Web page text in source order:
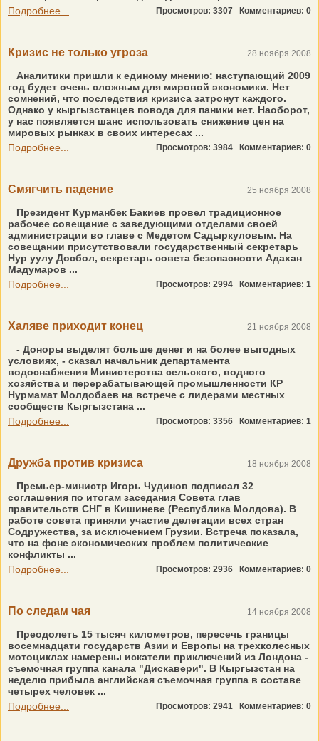
Подробнее...
Просмотров: 3307 Комментариев: 0
Кризис не только угроза 28 ноября 2008
Аналитики пришли к единому мнению: наступающий 2009
год будет очень сложным для мировой экономики. Нет
сомнений, что последствия кризиса затронут каждого.
Однако у кыргызстанцев повода для паники нет. Наоборот,
у нас появляется шанс использовать снижение цен на
мировых рынках в своих интересах ...
Подробнее...
Просмотров: 3984 Комментариев: 0
Смягчить падение 25 ноября 2008
Президент Курманбек Бакиев провел традиционное
рабочее совещание с заведующими отделами своей
администрации во главе с Медетом Садыркуловым. На
совещании присутствовали государственный секретарь
Нур уулу Досбол, секретарь совета безопасности Адахан
Мадумаров ...
Подробнее...
Просмотров: 2994 Комментариев: 1
Халяве приходит конец 21 ноября 2008
- Доноры выделят больше денег и на более выгодных
условиях, - сказал начальник департамента
водоснабжения Министерства сельского, водного
хозяйства и перерабатывающей промышленности КР
Нурмамат Молдобаев на встрече с лидерами местных
сообществ Кыргызстана ...
Подробнее...
Просмотров: 3356 Комментариев: 1
Дружба против кризиса 18 ноября 2008
Премьер-министр Игорь Чудинов подписал 32
соглашения по итогам заседания Совета глав
правительств СНГ в Кишиневе (Республика Молдова). В
работе совета приняли участие делегации всех стран
Содружества, за исключением Грузии. Встреча показала,
что на фоне экономических проблем политические
конфликты ...
Подробнее...
Просмотров: 2936 Комментариев: 0
По следам чая 14 ноября 2008
Преодолеть 15 тысяч километров, пересечь границы
восемнадцати государств Азии и Европы на трехколесных
мотоциклах намерены искатели приключений из Лондона -
съемочная группа канала "Дискавери". В Кыргызстан на
неделю прибыла английская съемочная группа в составе
четырех человек ...
Подробнее...
Просмотров: 2941 Комментариев: 0